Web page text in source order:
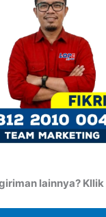
lainnya?